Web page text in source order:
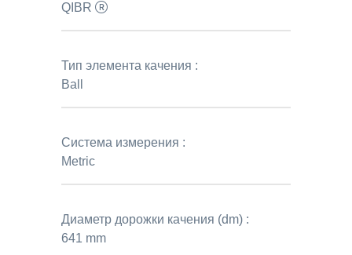
QIBR
Тип элемента качения :
Ball
Система измерения :
Metric
Диаметр дорожки качения (dm) :
641 mm